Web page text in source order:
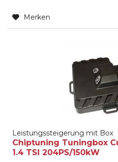
Merken
Leistungssteigerung mit Box
Chiptuning Tuningbox
1.4 TSI 204PS/150kW